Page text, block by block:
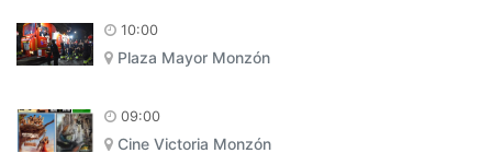
10:00
Plaza Mayor Monzón
09:00
Cine Victoria Monzón